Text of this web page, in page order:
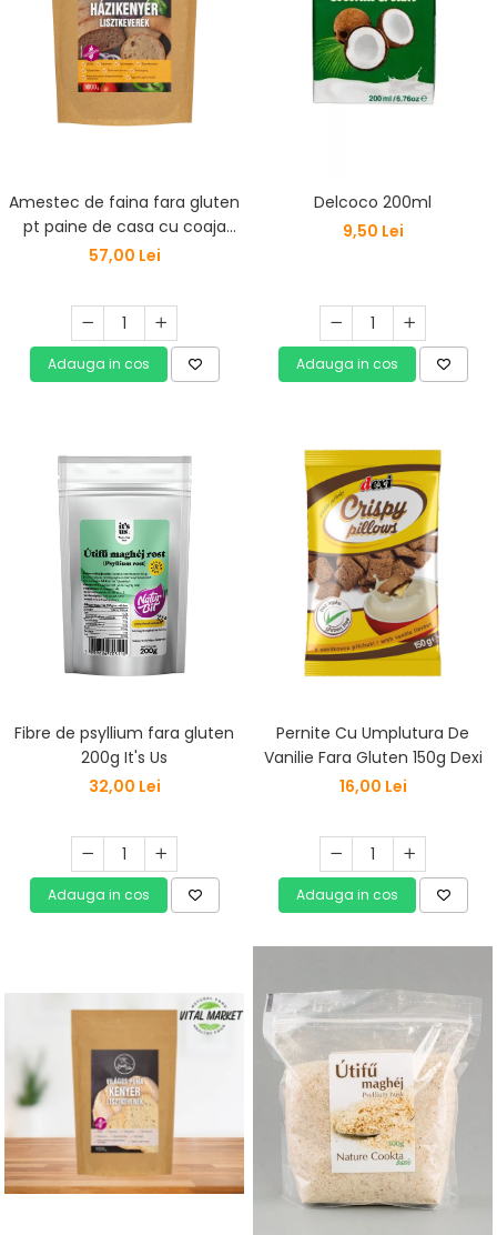
Amestec de faina fara gluten
pt paine de casa cu coaja
crocanta Szafi Free 1000G
57,00 Lei
Adauga in cos
Delcoco 200ml
9,50 Lei
Adauga in cos
Fibre de psyllium fara gluten
200g It's Us
32,00 Lei
Adauga in cos
Pernite Cu Umplutura De
Vanilie Fara Gluten 150g Dexi
16,00 Lei
Adauga in cos